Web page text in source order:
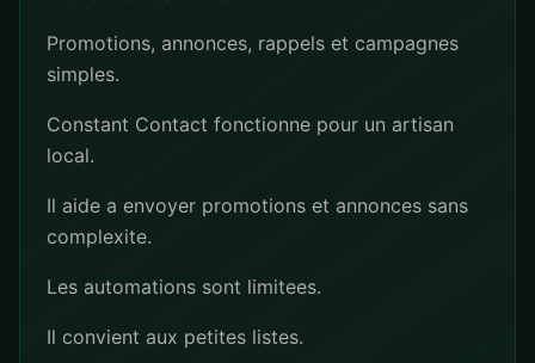
Promotions, annonces, rappels et campagnes
simples.
Constant Contact fonctionne pour un artisan
local.
Il aide a envoyer promotions et annonces sans
complexite.
Les automations sont limitees.
Il convient aux petites listes.